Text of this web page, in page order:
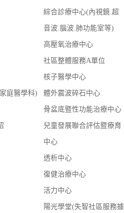
庭醫學科)
綜合診療中心(內視鏡.超
音波.腦波.肺功能室等)
高壓氧治療中心
社區整體服務A單位
核子醫學中心
體外震波碎石中心
骨盆底暨性功能治療中心
兒童發展聯合評估暨療育
中心
透析中心
復健治療中心
活力中心
陽光學堂(失智社區服務據